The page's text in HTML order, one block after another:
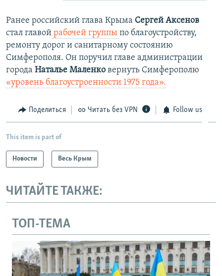
Ранее российский глава Крыма Сергей Аксенов
стал главой рабочей группы по благоустройству,
ремонту дорог и санитарному состоянию
Симферополя. Он поручил главе администрации
города Наталье Маленко вернуть Симферополю
«уровень благоустроенности 1975 года».
Поделиться Читать без VPN Follow us
This item is part of
Новости Весь Крым
ЧИТАЙТЕ ТАКЖЕ:
ТОП-ТЕМА